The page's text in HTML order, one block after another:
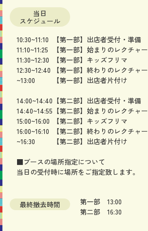
当日
スケジュール
10:30~11:10
【第一部】出店者受付・準備
11:10~11:25
【第一部】始まりのレクチャー
11:30~12:30
【第一部】キッズフリマ
12:30~12:40
【第一部】終わりのレクチャー
~13:00
【第一部】出店者片付け
14:00~14:40 【第二部】出店者受付・準備
14:40~14:55 【第二部】始まりのレクチャー
15:00~16:00
【第二部】キッズフリマ
16:00~16:10
【第二部】終わりのレクチャー
~16:30
【第二部】出店者片付け
■ブースの場所指定について
当日の受付時に場所をご指定致します。
最終撤去時間
第一部 13:00
第二部 16:30